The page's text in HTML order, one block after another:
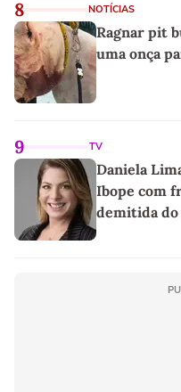
8 NOTÍCIAS
Ragnar pit
uma onça
9 TV
Daniela
Ibope com
demitida do